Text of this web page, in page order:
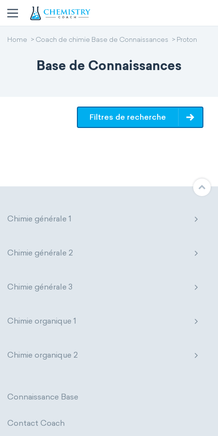
Home Coach de chimie Base de Connaissances Proton
Base de Connaissances
Filtres de recherche
Chimie générale 1
Chimie générale 2
Chimie générale 3
Chimie organique 1
Chimie organique 2
Connaissance Base
Contact Coach